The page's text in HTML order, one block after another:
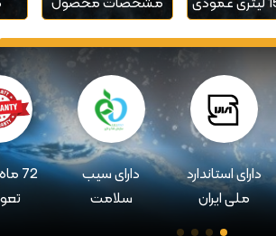
دارای استاندارد
ملی ایران
دارای سیب
سلامت
72